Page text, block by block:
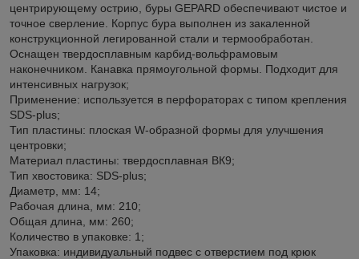
центрирующему острию, буры GEPARD обеспечивают чистое и
точное сверление. Корпус бура выполнен из закаленной
конструкционной легированной стали и термообработан.
Оснащен твердосплавным карбид-вольфрамовым
наконечником. Канавка прямоугольной формы. Подходит для
интенсивных нагрузок;
Применение: используется в перфораторах с типом крепления
SDS-plus;
Тип пластины: плоская W-образной формы для улучшения
центровки;
Материал пластины: твердосплавная ВК9;
Тип хвостовика: SDS-plus;
Диаметр, мм: 14;
Рабочая длина, мм: 210;
Общая длина, мм: 260;
Количество в упаковке: 1;
Упаковка: индивидуальный подвес с отверстием под крюк